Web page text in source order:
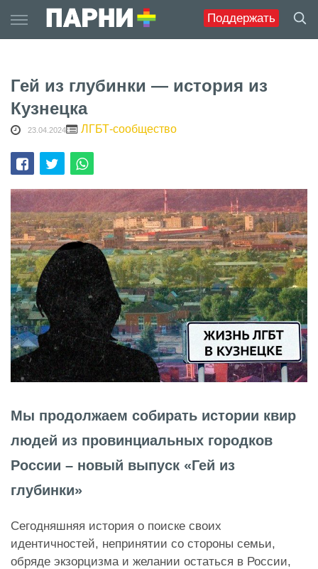
Поддержать
to
content
Гей из глубинки — история из
Кузнецка
23.04.2024 ЛГБТ-сообщество
Мы продолжаем собирать истории квир
людей из провинциальных городков
России – новый выпуск «Гей из
глубинки»
Сегодняшняя история о поиске своих
идентичностей, непринятии со стороны семьи,
обряде экзорцизма и желании остаться в России,